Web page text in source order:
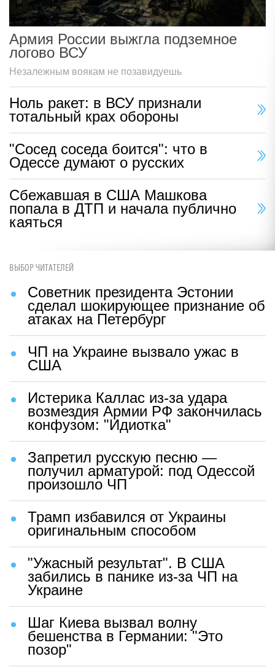
Армия России выжгла подземное
логово ВСУ
Незалежным воякам не позавидуешь
Ноль ракет: в ВСУ признали
тотальный крах обороны
"Сосед соседа боится": что в
Одессе думают о русских
Сбежавшая в США Машкова
попала в ДТП и начала публично
каяться
ВЫБОР ЧИТАТЕЛЕЙ
Советник президента Эстонии
сделал шокирующее признание об
атаках на Петербург
ЧП на Украине вызвало ужас в
США
Истерика Каллас из-за удара
возмездия Армии РФ закончилась
конфузом: "Идиотка"
Запретил русскую песню —
получил арматурой: под Одессой
произошло ЧП
Трамп избавился от Украины
оригинальным способом
"Ужасный результат". В США
забились в панике из-за ЧП на
Украине
Шаг Киева вызвал волну
бешенства в Германии: "Это
позор"